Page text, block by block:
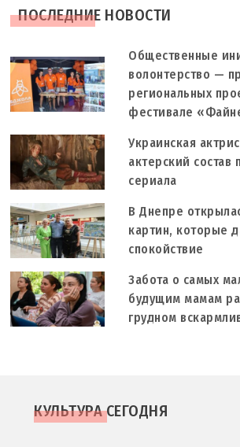
ПОСЛЕДНИЕ НОВОСТИ
Общественные
волонтерство —
региональных
фестивале
Украинская
актерский состав
сериала
В Днепре
картин, которые
спокойствие
Забота о самых
будущим мамам
грудном
КУЛЬТУРА СЕГОДНЯ